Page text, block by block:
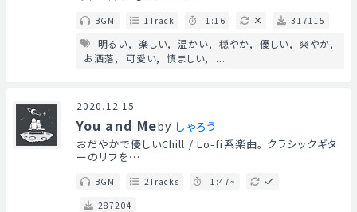
BGM 1Track 1:16 317115
明るい 楽しい 温かい 穏やか 優しい
爽やか
お洒落
可愛い 慎ましい ...
2020.12.15
You and Meby しゃろう
おだやかで優しいChill / Lo-fi系楽曲。 クラシックギタ
ーのリフを…
BGM 2Tracks
1:47~
287204